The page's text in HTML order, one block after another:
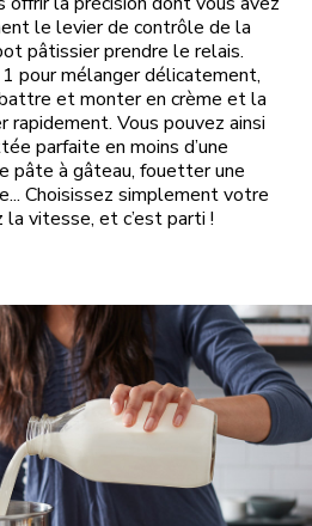
le levier de contrôle de la
pâtissier prendre le relais.
pour mélanger délicatement,
et monter en crème et la
Vous pouvez ainsi
parfaite en moins d’une
pâte à gâteau, fouetter une
Choisissez simplement votre
vitesse, et c’est parti !